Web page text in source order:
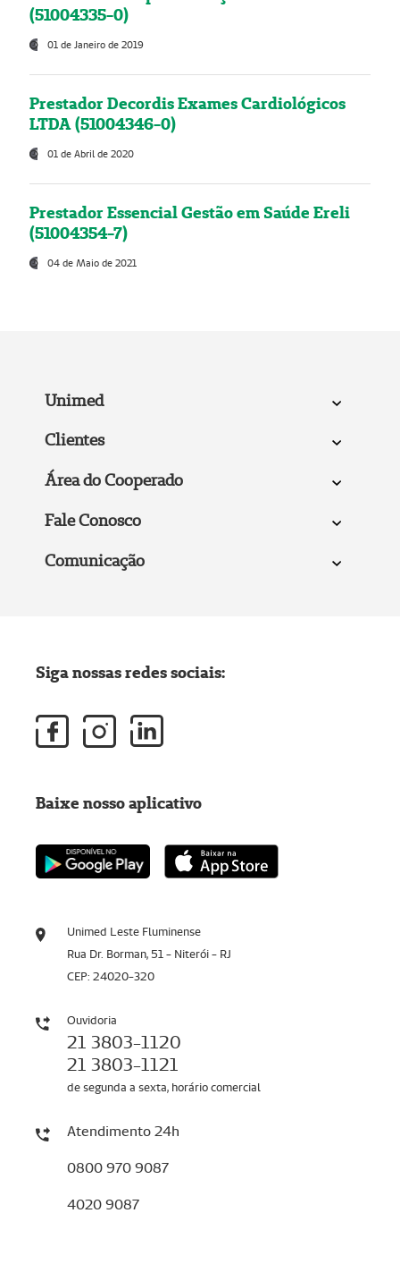
(51004335-0)
01 de Janeiro de 2019
Prestador Decordis Exames Cardiológicos
LTDA (51004346-0)
01 de Abril de 2020
Prestador Essencial Gestão em Saúde Ereli
(51004354-7)
04 de Maio de 2021
Unimed
Clientes
Área do Cooperado
Fale Conosco
Comunicação
Unimed Leste Fluminense
Rua Dr. Borman, 51 - Niterói - RJ
CEP: 24020-320
Ouvidoria
21 3803-1120
21 3803-1121
de segunda a sexta, horário comercial
Atendimento 24h
0800 970 9087
4020 9087
Siga nossas redes sociais:
Baixe nosso aplicativo